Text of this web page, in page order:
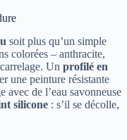
soit plus qu’un simple
colorées – anthracite,
Un profilé en
une peinture résistante
avec de l’eau savonneuse
silicone : s’il se décolle,